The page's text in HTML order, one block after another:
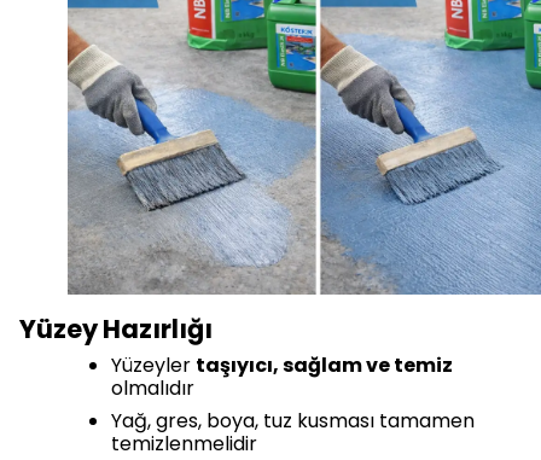
Yüzey Hazırlığı
Yüzeyler taşıyıcı, sağlam ve temiz
olmalıdır
Yağ, gres, boya, tuz kusması tamamen
temizlenmelidir